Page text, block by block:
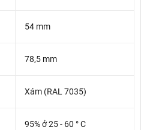
54 mm
78,5 mm
Xám (RAL 7035)
95% ở 25 - 60 ° C